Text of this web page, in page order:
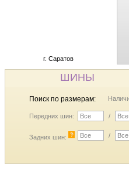
г. Саратов
ШИНЫ
Поиск по размерам:
Передних шин: Все / Все
Задних шин: ? Все / Все